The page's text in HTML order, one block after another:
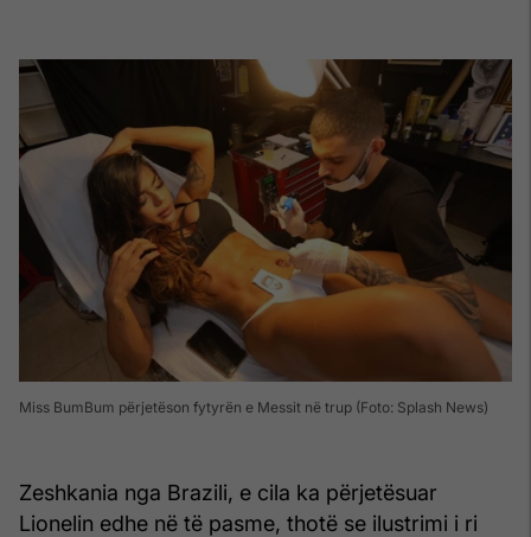
Miss BumBum përjetëson fytyrën e Messit në trup (Foto: Splash News)
Zeshkania nga Brazili, e cila ka përjetësuar
Lionelin edhe në të pasme, thotë se ilustrimi i ri